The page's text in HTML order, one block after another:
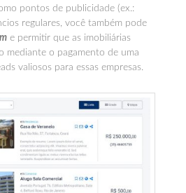
pontos de publicidade (ex.:
regulares, você também pode
e permitir que as imobiliárias
mediante o pagamento de uma
valiosos para essas empresas.